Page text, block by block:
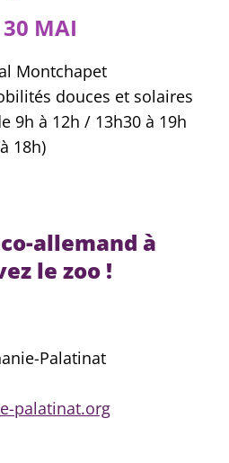
MAI
Montchapet
douces et solaires
9h à 12h / 13h30 à 19h
18h)
allemand à
le zoo !
Palatinat
palatinat.org